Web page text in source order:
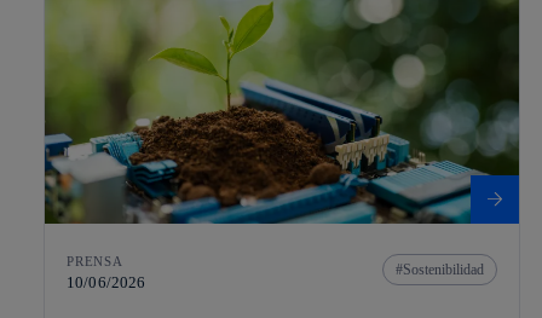
PRENSA
10/06/2026
Sostenibilidad